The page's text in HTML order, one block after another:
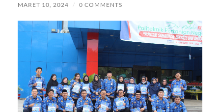
MARET 10, 2024 / 0 COMMENTS